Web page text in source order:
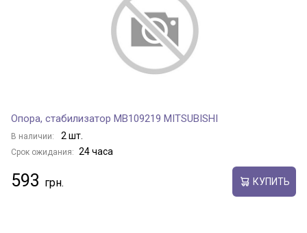
Опора, стабилизатор MB109219 MITSUBISHI
В наличии: 2 шт.
Срок ожидания: 24 часа
593 КУПИТЬ